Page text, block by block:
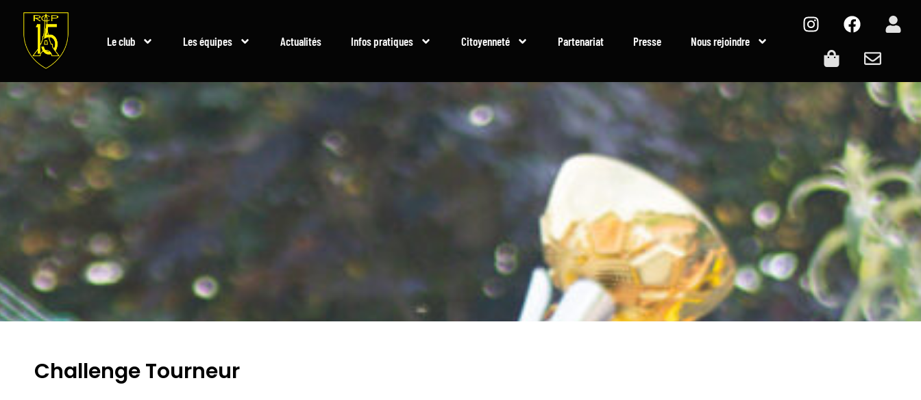
Le club Les équipes Actualités Infos pratiques Citoyenneté Partenariat Presse Nous rejoindre
Challenge Tourneur